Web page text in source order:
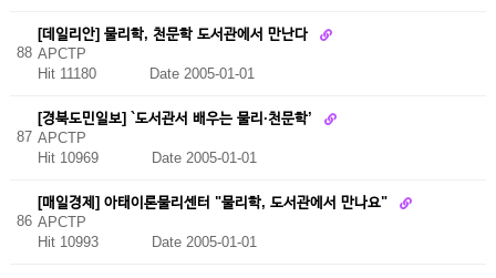
88
[데일리안] 물리학, 천문학 도서관에서 만난다
APCTP
Hit 11180
Date 2005-01-01
87
[경북도민일보] `도서관서 배우는 물리·천문학’
APCTP
Hit 10969
Date 2005-01-01
86
[매일경제] 아태이론물리센터 "물리학, 도서관에서 만나요"
APCTP
Hit 10993
Date 2005-01-01